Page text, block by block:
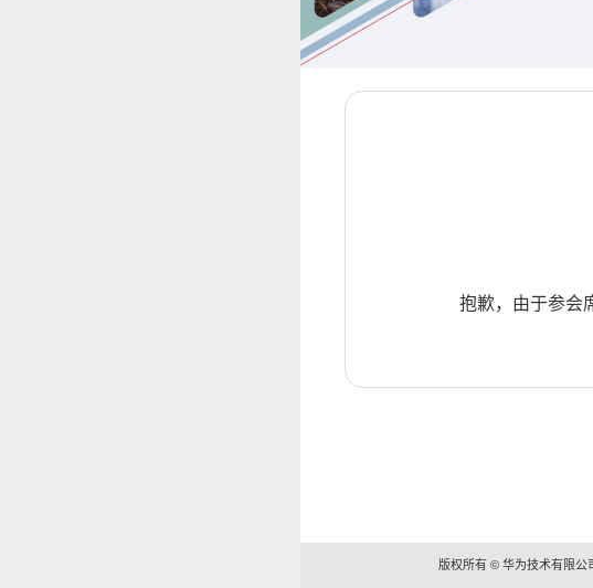
抱歉，由于参会
版权所有 © 华为技术有限公